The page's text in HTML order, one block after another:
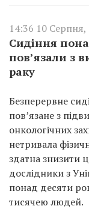
14:36 10 Серпня,
Сидіння
пов’язали з
раку
Безперервне
пов’язане з
онкологічних
нетривала
здатна знизити
дослідники з
понад десяти
тисячею людей.